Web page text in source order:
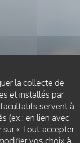
la collecte de
et installés par
servent à
(ex : en lien avec
« Tout accepter